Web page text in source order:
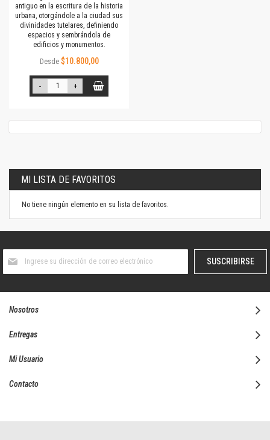
antiguo en la escritura de la historia
urbana, otorgándole a la ciudad sus
divinidades tutelares, definiendo
espacios y sembrándola de
edificios y monumentos.
Desde $10.800,00
- +
MI LISTA DE FAVORITOS
No tiene ningún elemento en su lista de favoritos.
boletín
SUSCRIBIRSE
Nosotros
Entregas
Mi Usuario
Contacto